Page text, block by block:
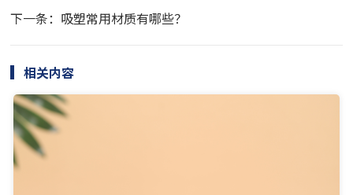
下一条：吸塑常用材质有哪些？
相关内容